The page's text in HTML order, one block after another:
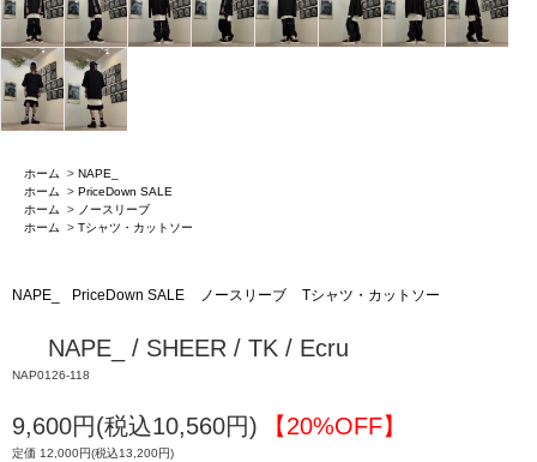
ホーム > NAPE_
ホーム
> PriceDown SALE
ホーム
> ノースリーブ
ホーム
> Tシャツ・カットソー
NAPE_ PriceDown SALE ノースリーブ Tシャツ・カットソー
NAPE_ / SHEER / TK / Ecru
NAP0126-118
9,600円(税込10,560円) 【20%OFF】
定価 12,000円(税込13,200円)